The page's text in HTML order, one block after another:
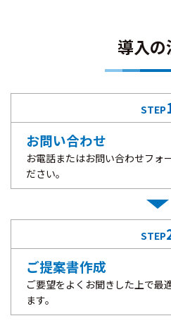
導入
STEP
お問い合わせ
お電話またはお問い合わせフォ
ださい。
STEP
ご提案書作成
ご要望をよくお聞きした上で最
ます。